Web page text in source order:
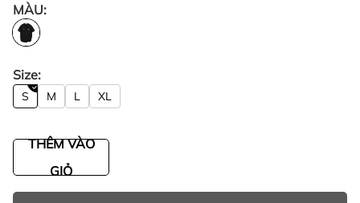
MÀU:
Size:
S M L XL
THÊM VÀO
GIỎ